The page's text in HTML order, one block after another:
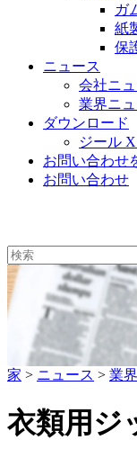
ガ
紙
保
ニュース
会社ニ
業界ニ
ダウンロード
ジール
お問い合わせ
お問い合わせ
家 > ニュース > 業
衣類用ジ